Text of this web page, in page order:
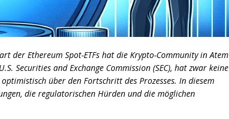
der Ethereum Spot-ETFs hat die Krypto-Community in Atem
Securities and Exchange Commission (SEC), hat zwar keine
über den Fortschritt des Prozesses. In diesem
die regulatorischen Hürden und die möglichen